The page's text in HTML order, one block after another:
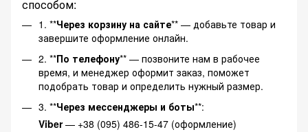
способом:
1. **Через корзину на сайте** — добавьте товар и
завершите оформление онлайн.
2. **По телефону** — позвоните нам в рабочее
время, и менеджер оформит заказ, поможет
подобрать товар и определить нужный размер.
3. **Через мессенджеры и боты**:
Viber— +38 (095) 486-15-47 (оформление)